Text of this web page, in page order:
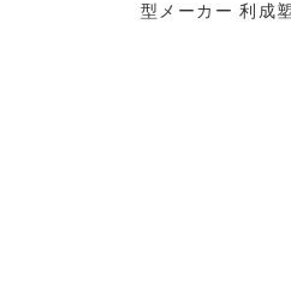
型メーカー 利成